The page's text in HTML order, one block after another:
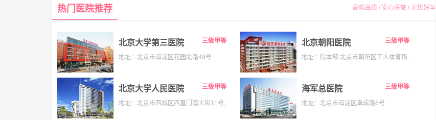
热门医院推荐 高端品质 / 安心医旅 / 无忧好孕
北京大学第三医院 三级甲等
地址：北京市海淀区花园北路49号
北京朝阳医院 三级甲等
北京大学人民医院 三级甲等 海军总医院 三级甲等
地址：北京市海淀区阜成路6号